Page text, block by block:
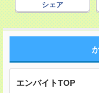
シェア
エンバイトTOP